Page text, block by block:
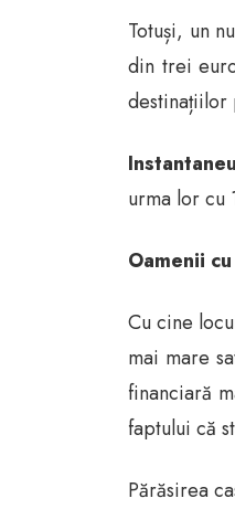
Totuși, un
din trei
destinațiilor
urma lor cu
Oamenii
Cu cine
mai mare
financiară
faptului că
Părăsirea